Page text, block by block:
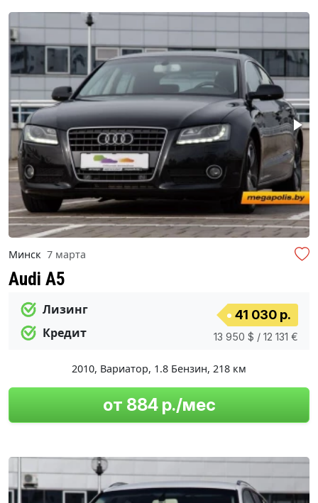
Минск 7 марта
Audi A5
Лизинг
Кредит
41 030 р.
13 950 $ / 12 131 €
2010, Вариатор, 1.8 Бензин, 218 км
от 884 р./мес